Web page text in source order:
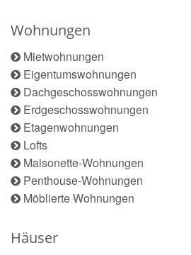
Wohnungen
Mietwohnungen
Eigentumswohnungen
Dachgeschosswohnungen
Erdgeschosswohnungen
Etagenwohnungen
Lofts
Maisonette-Wohnungen
Penthouse-Wohnungen
Möblierte Wohnungen
Häuser